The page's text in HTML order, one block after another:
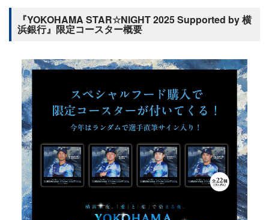
『YOKOHAMA STAR☆NIGHT 2025 Supported by 横
浜銀行』限定コースター概要